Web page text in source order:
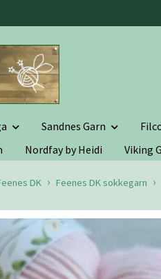
Sandnes Garn
Nordfay by Heidi Viking
DK Feenes DK sokkegarn